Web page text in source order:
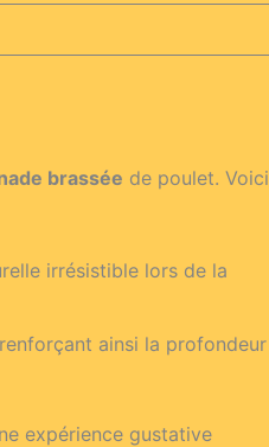
brassée de poulet. Voici
irrésistible lors de la
ainsi la profondeur
expérience gustative